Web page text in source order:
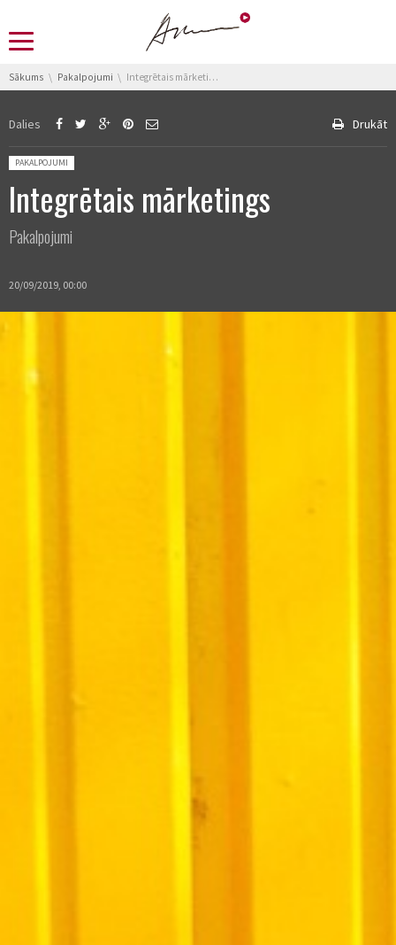
You are here:
Sākums Pakalpojumi Integrētais mārketings
Dalies Drukāt
Posted in:
PAKALPOJUMI
Integrētais mārketings
Pakalpojumi
20/09/2019, 00:00